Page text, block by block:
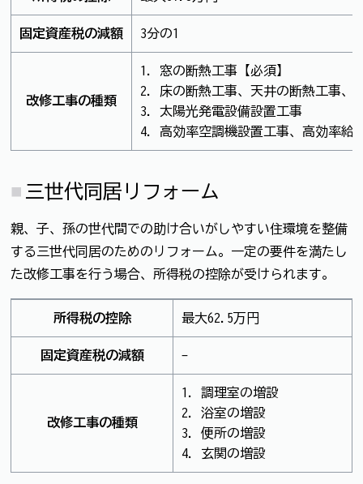
固定資産税の減額 3分の1
改修工事の種類
1. 窓の断熱工事【必須】
2. 床の断熱工事、天井の断熱工事、
3. 太陽光発電設備設置工事
4. 高効率空調機設置工事、高効率給
三世代同居リフォーム
親、子、孫の世代間での助け合いがしやすい住環境を整備
する三世代同居のためのリフォーム。一定の要件を満たし
た改修工事を行う場合、所得税の控除が受けられます。
所得税の控除 最大62.5万円
固定資産税の減額 -
改修工事の種類
1. 調理室の増設
2. 浴室の増設
3. 便所の増設
4. 玄関の増設